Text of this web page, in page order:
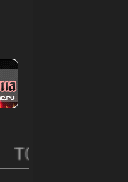
T0reador xD